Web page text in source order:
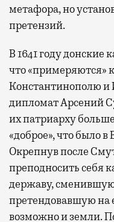
метафора, но
претензий.
В 1641 году донские
что «примеряются»
Константинополю и
дипломат Арсений
их патриарху
«доброе», что было
Окрепнув после
преподносить себя
державу,
претендовавшую на
возможно и земли.